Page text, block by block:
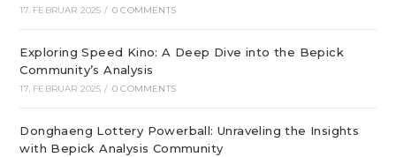
17. FEBRUAR 2025 / 0 COMMENTS
Exploring Speed Kino: A Deep Dive into the Bepick
Community’s Analysis
17. FEBRUAR 2025 / 0 COMMENTS
Donghaeng Lottery Powerball: Unraveling the Insights
with Bepick Analysis Community